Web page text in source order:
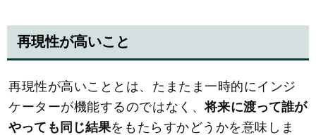
再現性が高いこと
再現性が高いこととは、たまたま一時的にインジ
ケーターが機能するのではなく、将来に渡って誰が
やっても同じ結果をもたらすかどうかを意味しま